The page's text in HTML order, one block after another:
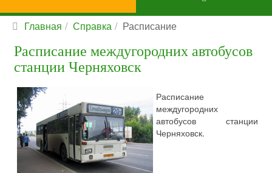
Главная Справка Расписание
Расписание междугородних автобусов
станции Черняховск
Расписание
междугородних
автобусов станции
Черняховск.